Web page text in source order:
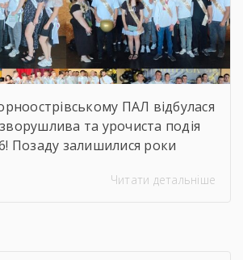
ПАЛ відбулася
та урочиста подія
Позаду залишилися роки
та яскравогоЧитати детальніше